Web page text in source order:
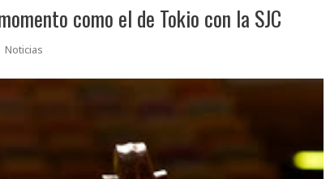
como el de Tokio con la SJC
Noticias